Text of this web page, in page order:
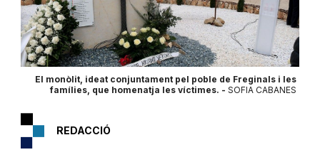
El monòlit, ideat conjuntament pel poble de Freginals i les
famílies, que homenatja les víctimes. - SOFIA CABANES
REDACCIÓ